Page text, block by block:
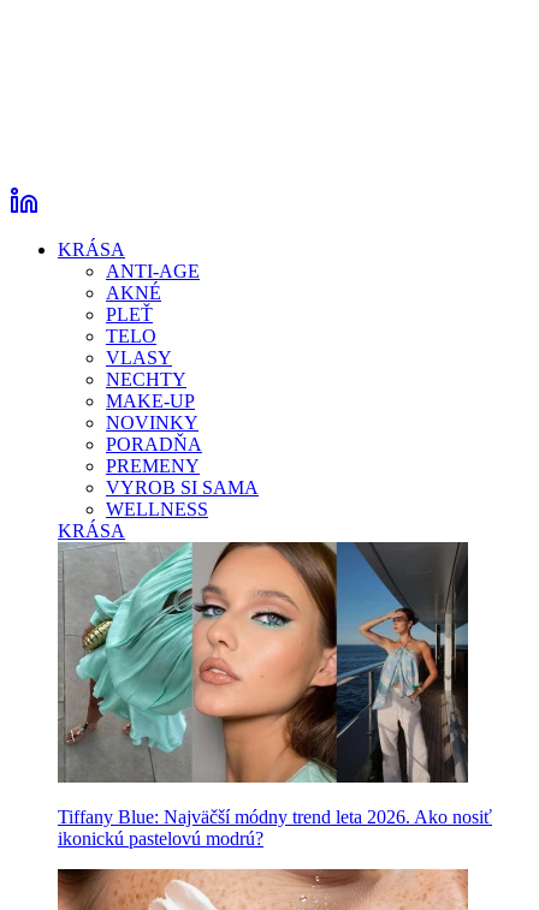
KRÁSA
ANTI-AGE
AKNÉ
PLEŤ
TELO
VLASY
NECHTY
MAKE-UP
NOVINKY
PORADŇA
PREMENY
VYROB SI SAMA
WELLNESS
KRÁSA
Tiffany Blue: Najväčší módny trend leta 2026. Ako nosiť
ikonickú pastelovú modrú?